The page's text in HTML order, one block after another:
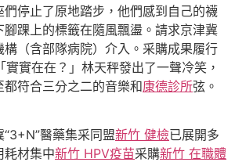
們停止了原地踏步，他們感到自己的襪
踝上的標籤在隨風飄盪。請求京津冀
（含部隊病院）介入。采購成果履行
實在在？」林天秤發出了一聲冷笑，
符合三分之二的音樂和康德診所弦。
醫藥集采同盟新竹 健檢已展開多
耗材集中新竹 HPV疫苗采購新竹 在職體